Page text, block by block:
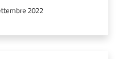
2022